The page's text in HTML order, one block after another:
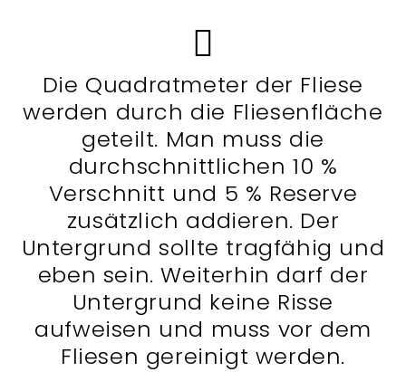
Die Quadratmeter der Fliese
werden durch die Fliesenfläche
geteilt. Man muss die
durchschnittlichen 10 %
Verschnitt und 5 % Reserve
zusätzlich addieren. Der
Untergrund sollte tragfähig und
eben sein. Weiterhin darf der
Untergrund keine Risse
aufweisen und muss vor dem
Fliesen gereinigt werden.